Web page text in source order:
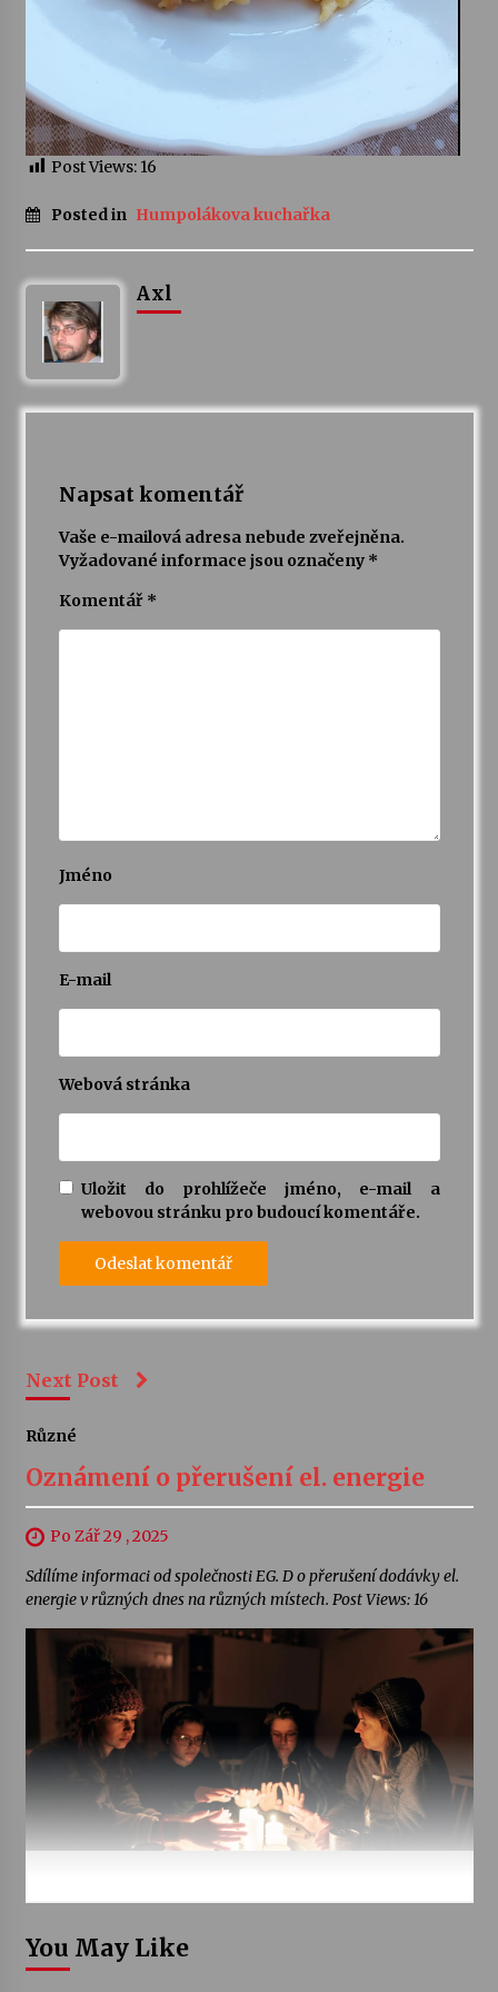
Post Views: 16
Posted in Humpolákova kuchařka
Axl
Napsat komentář
Vaše e-mailová adresa nebude zveřejněna.
Vyžadované informace jsou označeny *
Komentář *
Jméno
E-mail
Webová stránka
Uložit do prohlížeče jméno, e-mail a
webovou stránku pro budoucí komentáře.
Next Post
Různé
Oznámení o přerušení el. energie
Po Zář 29 , 2025
Sdílíme informaci od společnosti EG. D o přerušení dodávky el.
energie v různých dnes na různých místech. Post Views: 16
You May Like